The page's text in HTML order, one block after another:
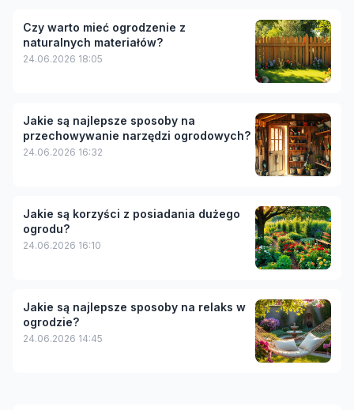
Czy warto mieć ogrodzenie z
naturalnych materiałów?
24.06.2026 18:05
Jakie są najlepsze sposoby na
przechowywanie narzędzi ogrodowych?
24.06.2026 16:32
Jakie są korzyści z posiadania dużego
ogrodu?
24.06.2026 16:10
Jakie są najlepsze sposoby na relaks w
ogrodzie?
24.06.2026 14:45